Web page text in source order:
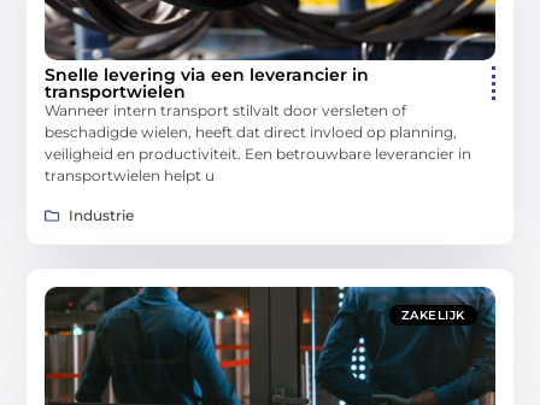
Snelle levering via een leverancier in
transportwielen
Wanneer intern transport stilvalt door versleten of
beschadigde wielen, heeft dat direct invloed op planning,
veiligheid en productiviteit. Een betrouwbare leverancier in
transportwielen helpt u
Industrie
ZAKELIJK